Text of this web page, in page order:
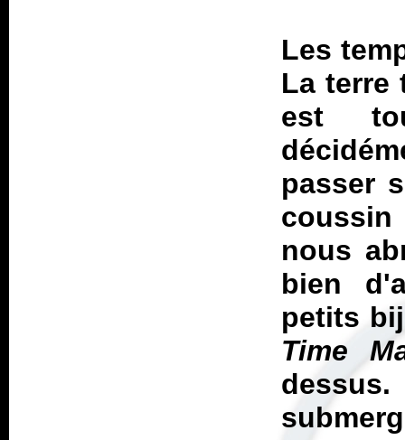
Les
La terre
est
passer
nous
bien
petits
Time